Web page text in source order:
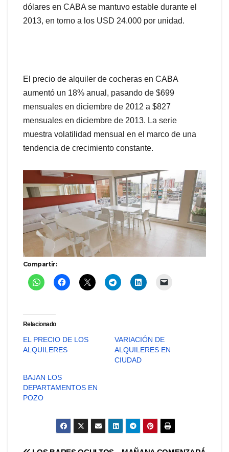
dólares en CABA se mantuvo estable durante el
2013, en torno a los USD 24.000 por unidad.
El precio de alquiler de cocheras en CABA
aumentó un 18% anual, pasando de $699
mensuales en diciembre de 2012 a $827
mensuales en diciembre de 2013. La serie
muestra volatilidad mensual en el marco de una
tendencia de crecimiento constante.
Compartir:
Relacionado
EL PRECIO DE LOS
ALQUILERES
VARIACIÓN DE
ALQUILERES EN
CIUDAD
BAJAN LOS
DEPARTAMENTOS EN
POZO